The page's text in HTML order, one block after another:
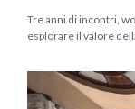
Tre anni di incontri,
esplorare il valore